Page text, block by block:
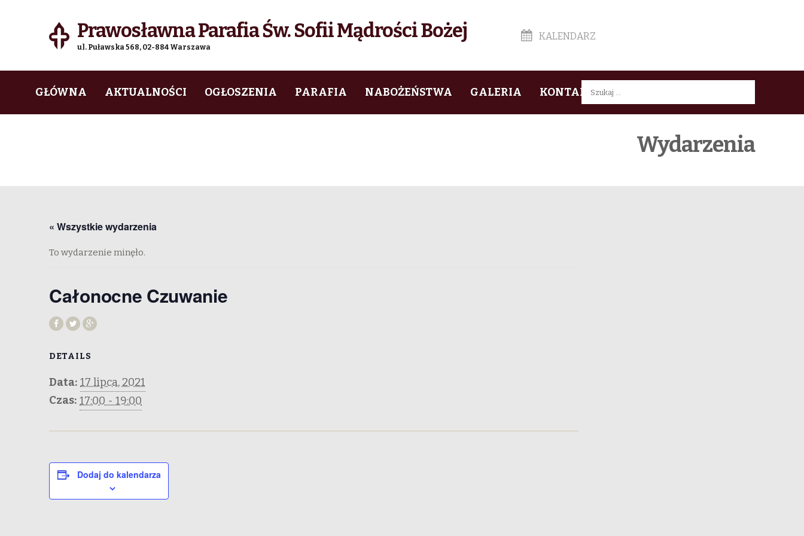
Prawosławna Parafia Św. Sofii Mądrości Bożej
ul. Puławska 568, 02-884 Warszawa
KALENDARZ
to
to
GŁÓWNA AKTUALNOŚCI OGŁOSZENIA PARAFIA NABOŻEŃSTWA GALERIA KONTAKTSzukaj:
Wydarzenia
« Wszystkie wydarzenia
To wydarzenie minęło.
Całonocne Czuwanie
DETAILS
Data: 17 lipca, 2021
Czas: 17:00 - 19:00
Dodaj do kalendarza